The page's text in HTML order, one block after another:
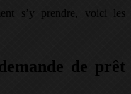
s’y prendre, voici les
de prêt